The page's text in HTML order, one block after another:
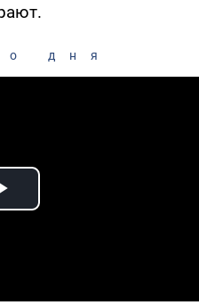
дня
Play Video